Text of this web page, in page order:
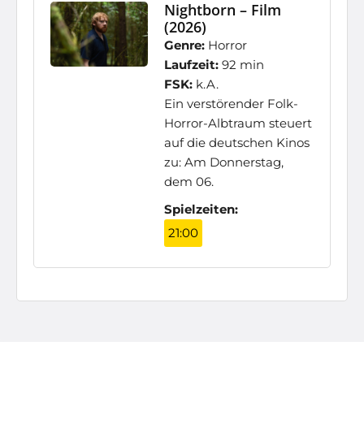
Nightborn – Film
(2026)
Genre: Horror
Laufzeit: 92 min
FSK: k.A.
Ein verstörender Folk-
Horror-Albtraum steuert
auf die deutschen Kinos
zu: Am Donnerstag,
dem 06.
Spielzeiten:
21:00